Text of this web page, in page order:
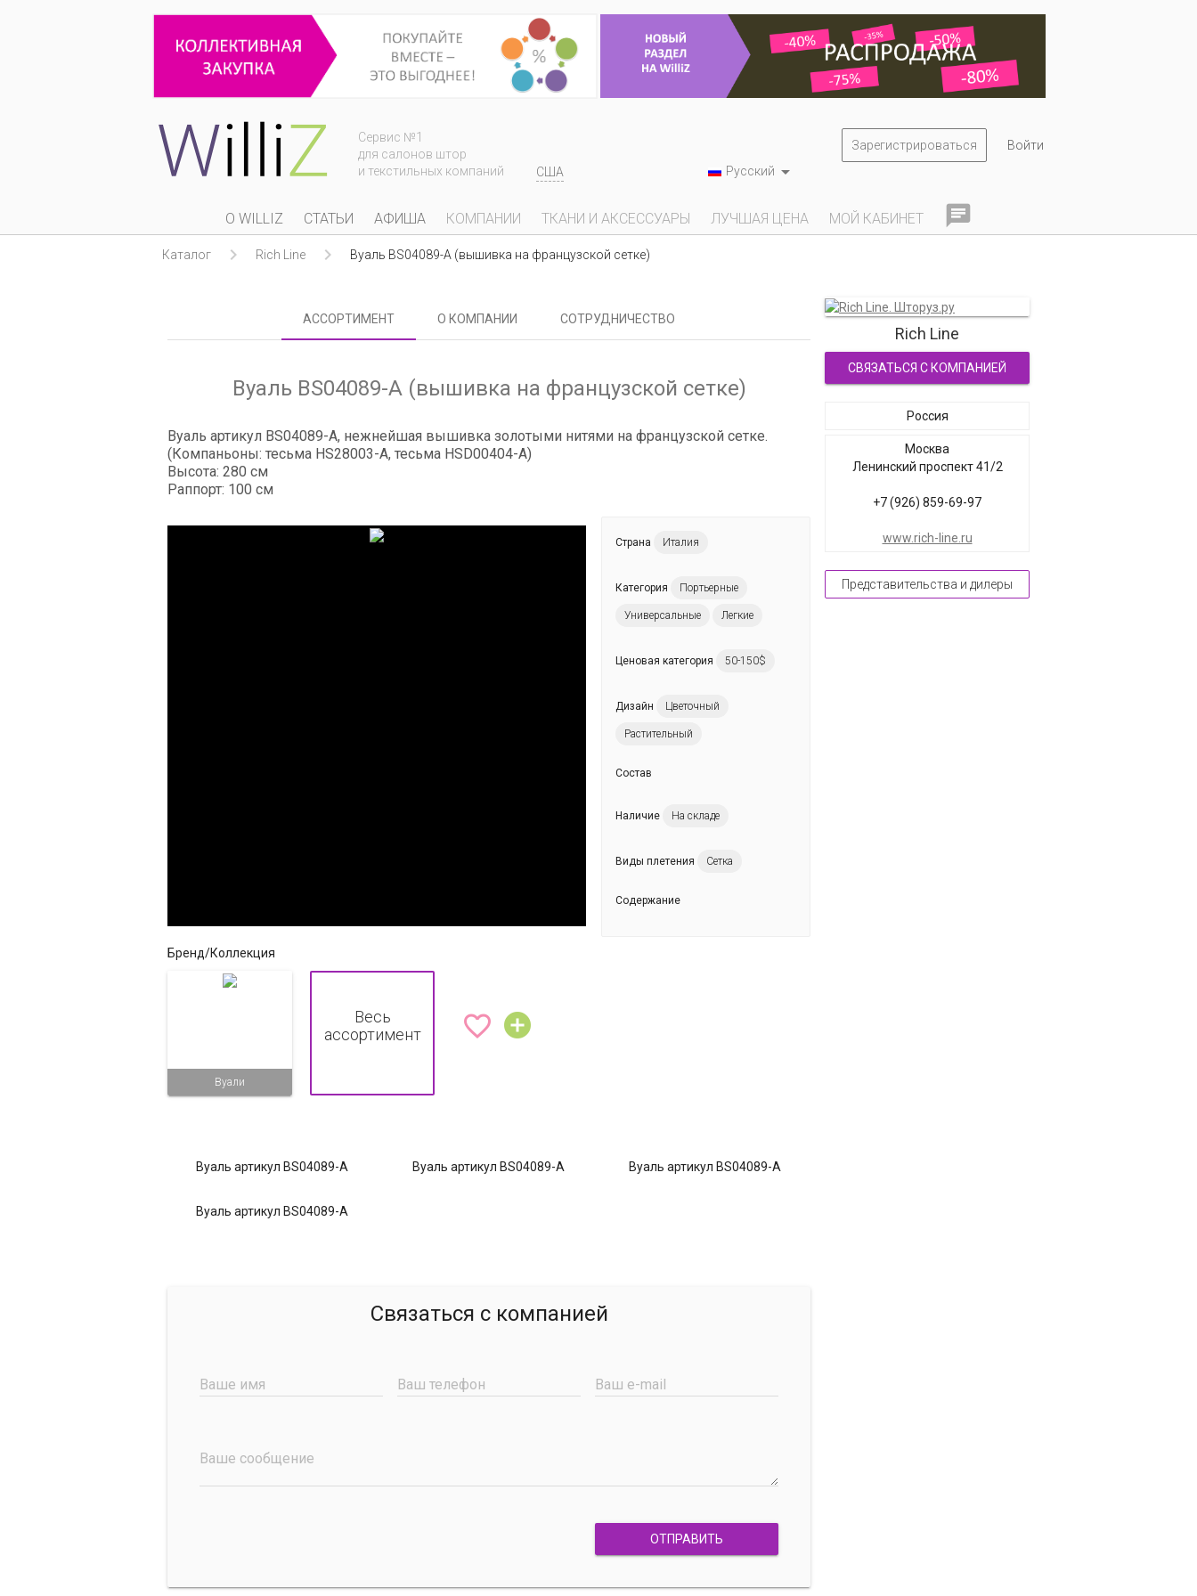
Сервис №1
для салонов штор
и текстильных компаний
США
Зарегистрироваться
Войти
Русский 
О WILLIZ СТАТЬИ АФИША КОМПАНИИ ТКАНИ И АКСЕССУАРЫ ЛУЧШАЯ ЦЕНА МОЙ КАБИНЕТ 
Каталог  Rich Line  Вуаль BS04089-A (вышивка на французской сетке)
АССОРТИМЕНТ О КОМПАНИИ СОТРУДНИЧЕСТВО
Вуаль BS04089-A (вышивка на французской сетке)
Вуаль артикул BS04089-A, нежнейшая вышивка золотыми нитями на французской сетке.
(Компаньоны: тесьма HS28003-A, тесьма HSD00404-A)
Высота: 280 см
Раппорт: 100 см
Кружевная тесьма
артикул HS28003-A
Бренд/Коллекция
Вуали
Весь
ассортимент
 
Страна Италия
Категория Портьерные
Универсальные Легкие
Ценовая категория 50-150$
Дизайн Цветочный
Растительный
Состав
Наличие На складе
Виды плетения Сетка
Содержание
Вуаль артикул BS04089-A Вуаль артикул BS04089-A Вуаль артикул BS04089-A
Вуаль артикул BS04089-A
Связаться с компанией
Ваше имя Ваш телефон Ваш e-mail
Ваше сообщение
ОТПРАВИТЬ
Rich Line
СВЯЗАТЬСЯ С КОМПАНИЕЙ
Россия
Москва
Ленинский проспект 41/2
+7 (926) 859-69-97
www.rich-line.ru
Представительства и дилеры